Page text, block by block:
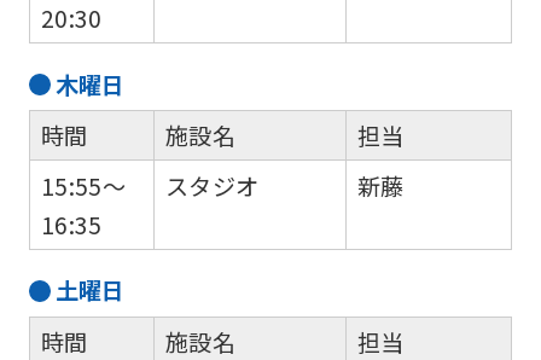
20:30
木曜日
時間
15:55～
16:35
施設名
スタジオ
担当
新藤
土曜日
時間
施設名
担当